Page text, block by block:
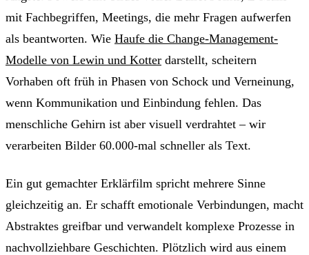
mit Fachbegriffen, Meetings, die mehr Fragen aufwerfen
als beantworten. Wie Haufe die Change-Management-
Modelle von Lewin und Kotter darstellt, scheitern
Vorhaben oft früh in Phasen von Schock und Verneinung,
wenn Kommunikation und Einbindung fehlen. Das
menschliche Gehirn ist aber visuell verdrahtet – wir
verarbeiten Bilder 60.000-mal schneller als Text.
Ein gut gemachter Erklärfilm spricht mehrere Sinne
gleichzeitig an. Er schafft emotionale Verbindungen, macht
Abstraktes greifbar und verwandelt komplexe Prozesse in
nachvollziehbare Geschichten. Plötzlich wird aus einem